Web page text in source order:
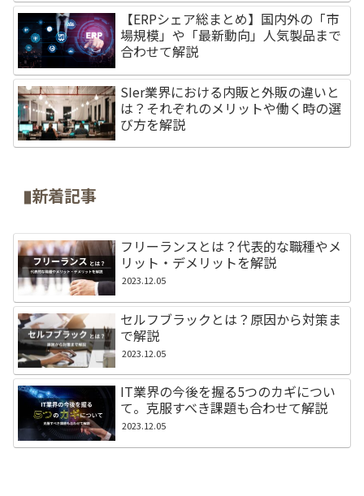
【ERPシェア総まとめ】国内外の「市
場規模」や「最新動向」人気製品まで
合わせて解説
SIer業界における内販と外販の違いと
は？それぞれのメリットや働く時の選
び方を解説
▮新着記事
フリーランスとは？代表的な職種やメ
リット・デメリットを解説
2023.12.05
セルフブラックとは？原因から対策ま
で解説
2023.12.05
IT業界の今後を握る5つのカギについ
て。克服すべき課題も合わせて解説
2023.12.05